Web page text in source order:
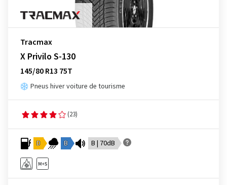
Tracmax
X Privilo S-130
145/80 R13 75T
Pneus hiver voiture de tourisme
(23)
D B B | 70dB